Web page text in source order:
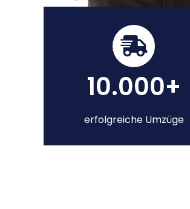
10.000+
erfolgreiche Umzüge